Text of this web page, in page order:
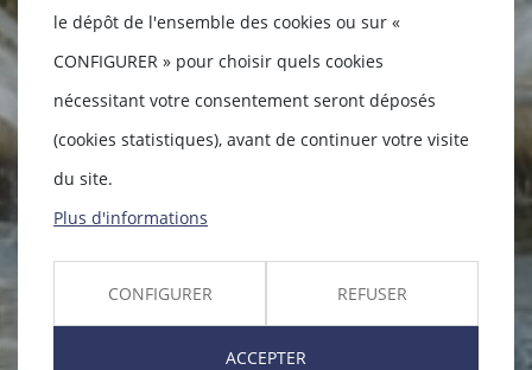
le dépôt de l'ensemble des cookies ou sur «
CONFIGURER » pour choisir quels cookies
nécessitant votre consentement seront déposés
(cookies statistiques), avant de continuer votre visite
du site.
Plus d'informations
CONFIGURER REFUSER
ACCEPTER